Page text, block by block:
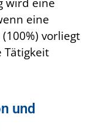
eine
vorliegt
Tätigkeit
und